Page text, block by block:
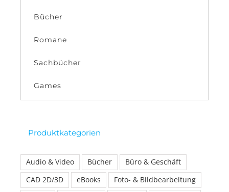
Bücher
Romane
Sachbücher
Games
Produktkategorien
Audio & Video Bücher
Büro & Geschäft
CAD 2D/3D
eBooks
Foto- & Bildbearbeitung